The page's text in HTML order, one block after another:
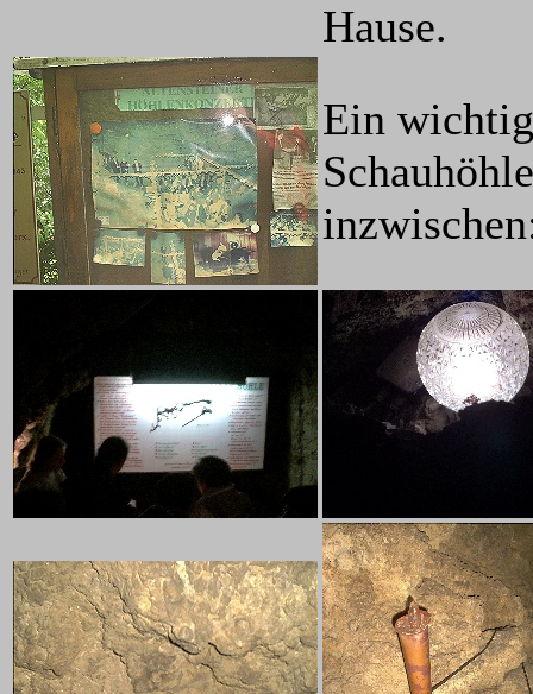
Hause.
Ein